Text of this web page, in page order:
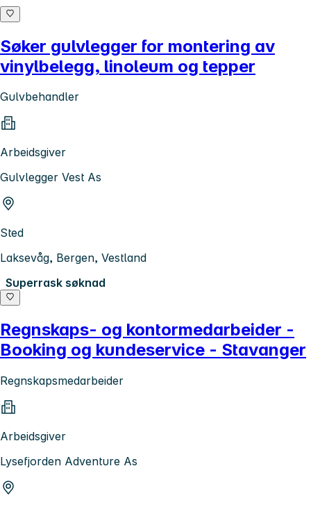
Søker gulvlegger for montering av
vinylbelegg, linoleum og tepper
Gulvbehandler
Arbeidsgiver
Gulvlegger Vest As
Sted
Laksevåg, Bergen, Vestland
Superrask søknad
Regnskaps- og kontormedarbeider -
Booking og kundeservice - Stavanger
Regnskapsmedarbeider
Arbeidsgiver
Lysefjorden Adventure As